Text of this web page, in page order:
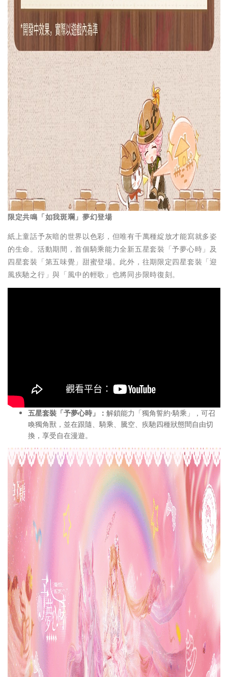
限定共鳴「如我斑斕」夢幻登場
紙上童話予灰暗的世界以色彩，但唯有千萬種綻放才能寫就多姿
的生命。活動期間，首個騎乘能力全新五星套裝「予夢心時」及
四星套裝「第五味覺」甜蜜登場。此外，往期限定四星套裝「迎
風疾馳之行」與「風中的輕歌」也將同步限時復刻。
五星套裝「予夢心時」： 解鎖能力「獨角誓約·騎乘」，可召
喚獨角獸，並在跟隨、騎乘、騰空、疾馳四種狀態間自由切
換，享受自在漫遊。